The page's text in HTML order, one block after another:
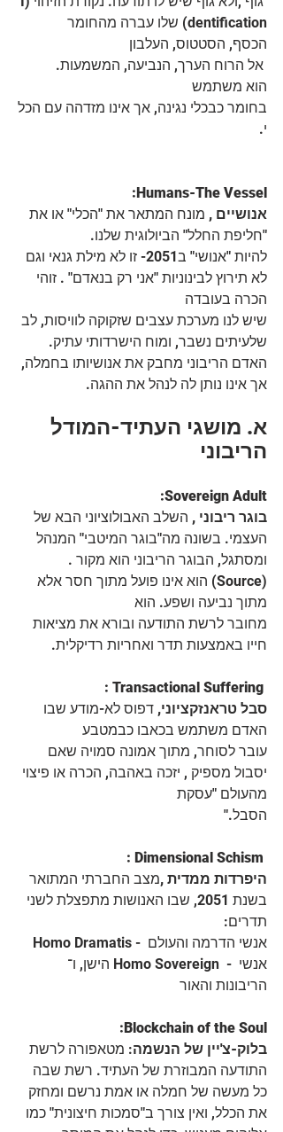
dentification) שלו עברה מהחומר
הכסף, הסטטוס, העלבון
אל הרוח הערך, הנביעה, המשמעות.
הוא משתמש
בחומר כבכלי נגינה, אך אינו מזדהה עם הכל
י.
:Humans-The Vessel
אנושיים , מונח המתאר את "הכלי" או את
"חליפת החלל" הביולוגית שלנו.
להיות "אנושי" ב2051- זו לא מילת גנאי וגם
לא תירוץ לבינוניות "אני רק בנאדם" . זוהי
הכרה בעובדה
שיש לנו מערכת עצבים שזקוקה לוויסות, לב
שלעיתים נשבר, ומוח הישרדותי עתיק.
האדם הריבוני מחבק את אנושיותו בחמלה,
אך אינו נותן לה לנהל את ההגה.
א. מושגי העתיד-המודל
הריבוני
:Sovereign Adult
בוגר ריבוני , השלב האבולוציוני הבא של
העצמי. בשונה מה"בוגר המיטבי" המנהל
ומסתגל, הבוגר הריבוני הוא מקור .
(Source) הוא אינו פועל מתוך חסר אלא
מתוך נביעה ושפע. הוא
מחובר לרשת התודעה ובורא את מציאות
חייו באמצעות תדר ואחריות רדיקלית.
: Transactional Suffering
סבל טראנזקציוני, דפוס לא-מודע שבו
האדם משתמש בכאבו כבמטבע
עובר לסוחר, מתוך אמונה סמויה שאם
יסבול מספיק , יזכה באהבה, הכרה או פיצוי
מהעולם "עסקת
הסבל."
: Dimensional Schism
היפרדות ממדית ,מצב החברתי המתואר
בשנת 2051, שבו האנושות מתפצלת לשני
תדרים:
Homo Dramatis - אנשי הדרמה והעולם
הישן, ו־ Homo Sovereign  - אנשי
הריבונות והאור
:Blockchain of the Soul
בלוק-צ'יין של הנשמה: מטאפורה לרשת
התודעה המבוזרת של העתיד. רשת שבה
כל מעשה של חמלה או אמת נרשם ומחזק
את הכלל, ואין צורך ב"סמכות חיצונית" כמו